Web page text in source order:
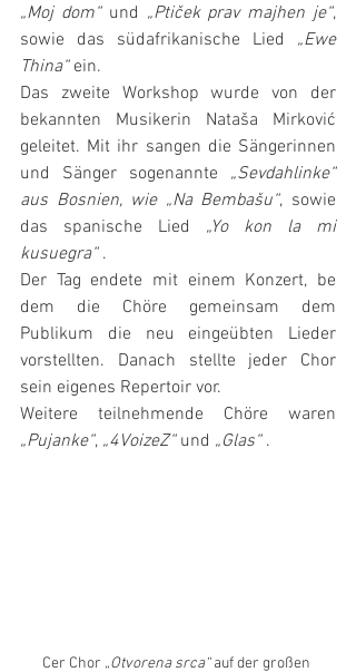
„Moj dom“ und „Ptiček prav majhen je“,
sowie das südafrikanische Lied „Ewe
Thina“ ein.
Das zweite Workshop wurde von der
bekannten Musikerin Nataša Mirković
geleitet. Mit ihr sangen die Sängerinnen
und Sänger sogenannte „Sevdahlinke“
aus Bosnien, wie „Na Bembašu“, sowie
das spanische Lied „Yo kon la mi
kusuegra“ .
Der Tag endete mit einem Konzert, be
dem die Chöre gemeinsam dem
Publikum die neu eingeübten Lieder
vorstellten. Danach stellte jeder Chor
sein eigenes Repertoir vor.
„Pujanke“, „4VoizeZ“ und „Glas“ .
Cer Chor „Otvorena srca“ auf der großen